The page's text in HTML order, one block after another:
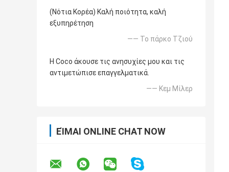
(Νότια Κορέα) Καλή ποιότητα, καλή
εξυπηρέτηση
—— Το πάρκο Τζιού
Η Coco άκουσε τις ανησυχίες μου και τις
αντιμετώπισε επαγγελματικά.
—— Κεμ Μίλερ
ΕΊΜΑΙ ONLINE CHAT NOW